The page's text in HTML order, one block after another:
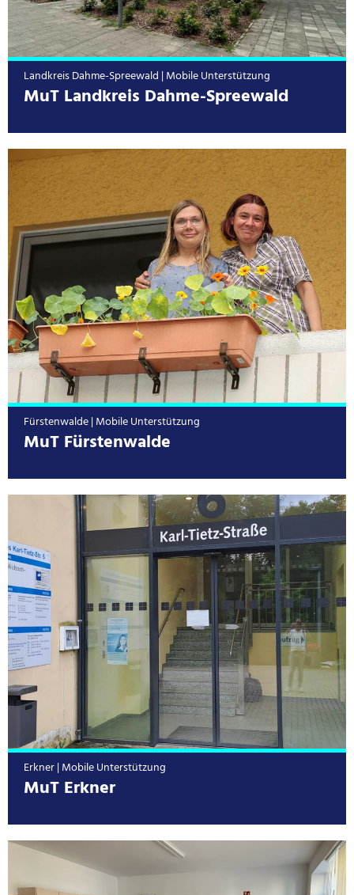
Landkreis Dahme-Spreewald | Mobile Unterstützung
MuT Landkreis Dahme-Spreewald
Fürstenwalde | Mobile Unterstützung
MuT Fürstenwalde
Erkner | Mobile Unterstützung
MuT Erkner